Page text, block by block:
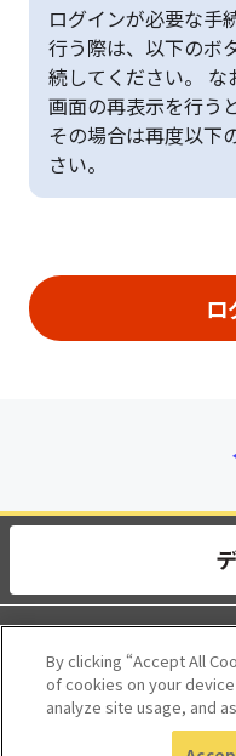
ログインが必要な手
行う際は、以下のボ
続してください。 な
画面の再表示を行う
その場合は再度以下
さい。
動作環境
利用規約
By clicking “Accept All
of cookies on your
analyze site usage, and